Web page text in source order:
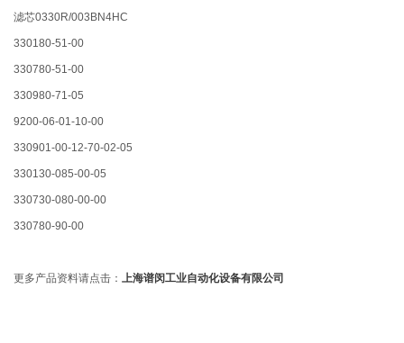
滤芯0330R/003BN4HC
330180-51-00
330780-51-00
330980-71-05
9200-06-01-10-00
330901-00-12-70-02-05
330130-085-00-05
330730-080-00-00
330780-90-00
更多产品资料请点击：上海谱闵工业自动化设备有限公司